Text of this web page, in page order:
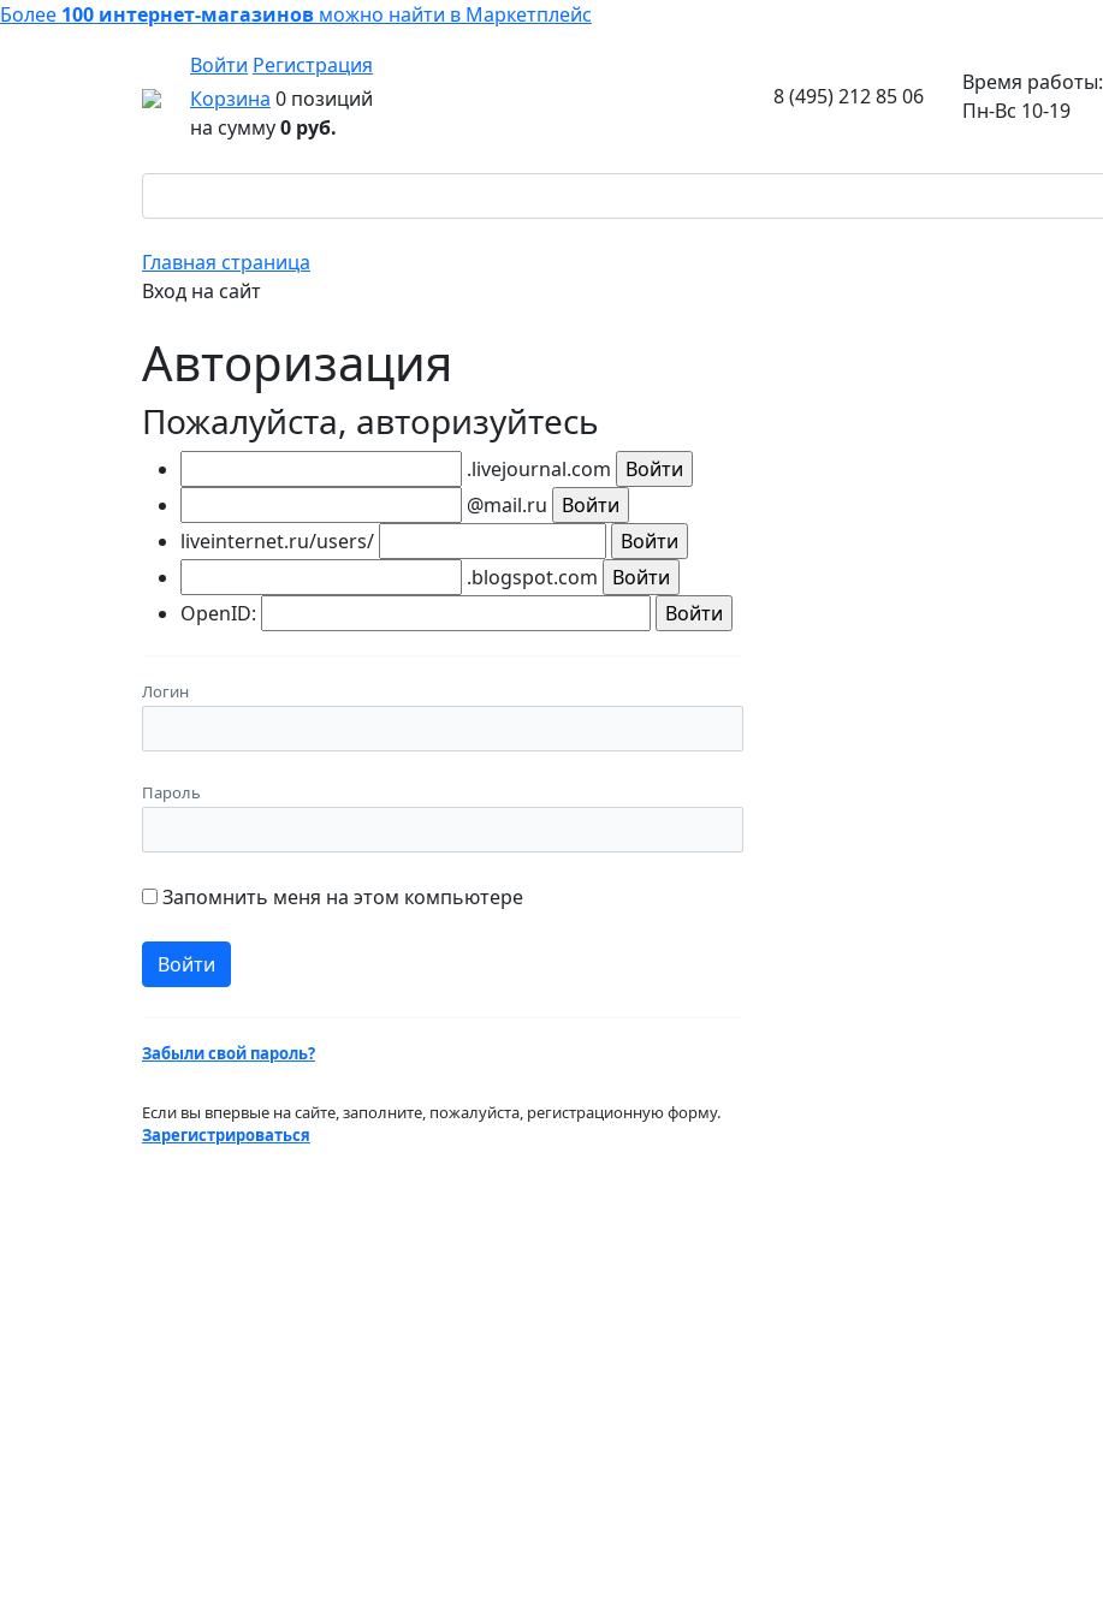
Более 100 интернет-магазинов можно найти в Маркетплейс
Войти Регистрация
Корзина 0 позиций
на сумму0 руб.
8 (495) 212 85 06
Время работы:
Пн-Вс 10-19
Главная страница
Вход на сайт
Авторизация
Пожалуйста, авторизуйтесь
.livejournal.com
@mail.ru
liveinternet.ru/users/
.blogspot.com
OpenID:
Логин
Пароль
Запомнить меня на этом компьютере
Забыли свой пароль?
Если вы впервые на сайте, заполните, пожалуйста, регистрационную форму.
Зарегистрироваться